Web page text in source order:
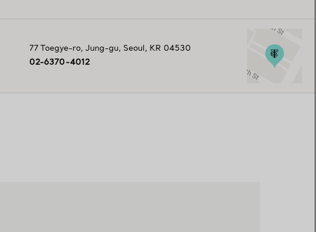
77 Toegye-ro, Jung-gu, Seoul, KR 04530
02-6370-4012